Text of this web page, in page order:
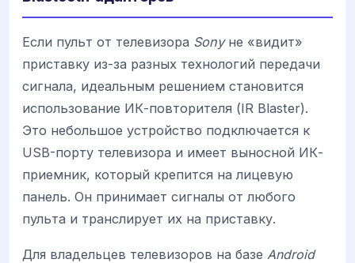
Если пульт от телевизора Sonyне «видит»
приставку из-за разных технологий передачи
сигнала, идеальным решением становится
использование ИК-повторителя (IR Blaster).
Это небольшое устройство подключается к
USB-порту телевизора и имеет выносной ИК-
приемник, который крепится на лицевую
панель. Он принимает сигналы от любого
пульта и транслирует их на приставку.
Для владельцев телевизоров на базе Android